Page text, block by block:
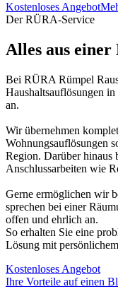
Kostenloses Angebot
Der RÜRA-Service
Alles aus einer
Bei RÜRA Rümpel
Haushaltsauflösungen
an.
Wir übernehmen
Wohnungsauflösungen
Region. Darüber hinaus
Anschlussarbeiten wie
Gerne ermöglichen wir
sprechen bei einer
offen und ehrlich an.
So erhalten Sie eine
Lösung mit
Kostenloses Angebot
Ihre Vorteile auf einen